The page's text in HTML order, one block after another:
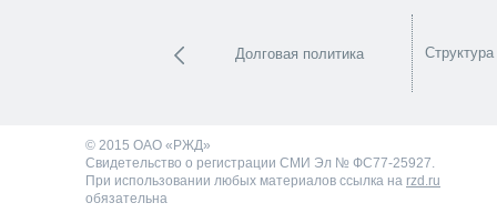
Долговая политика
© 2015 ОАО «РЖД»
Свидетельство о регистрации СМИ Эл № ФС77-25927.
При использовании любых материалов ссылка на rzd.ru
обязательна